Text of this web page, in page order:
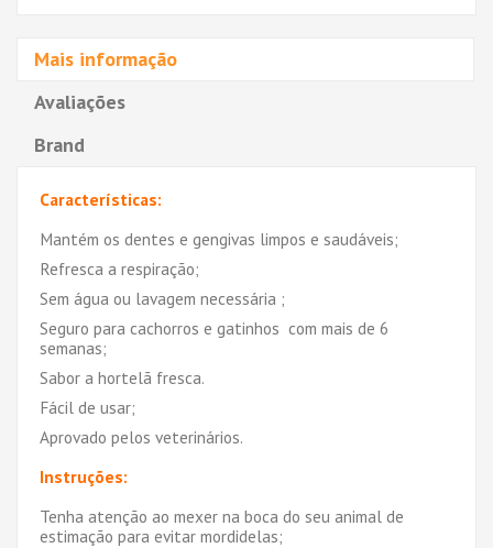
Mais informação
Avaliações
Brand
Características:
Mantém os dentes e gengivas limpos e saudáveis;
Refresca a respiração;
Sem água ou lavagem necessária ;
Seguro para cachorros e gatinhos com mais de 6
semanas;
Sabor a hortelã fresca.
Fácil de usar;
Aprovado pelos veterinários.
Instruções:
Tenha atenção ao mexer na boca do seu animal de
estimação para evitar mordidelas;